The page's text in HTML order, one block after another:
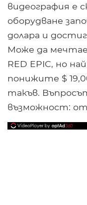
видеография е
оборудване
долара и
Може да
RED EPIC, но
понижите $
такъв.
възможност: